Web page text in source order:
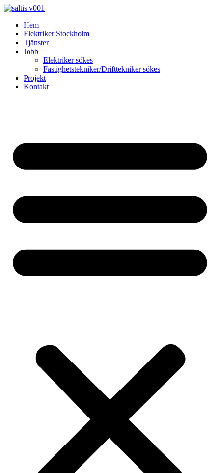
Skip
contentHem
Elektriker Stockholm
Tjänster
Jobb
Elektriker sökes
Fastighetstekniker/Drifttekniker sökes
Projekt
Kontakt